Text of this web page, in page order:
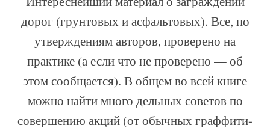
дорог (грунтовых и асфальтовых). Все, по
утверждениям авторов, проверено на
практике (а если что не проверено — об
этом сообщается). В общем во всей книге
можно найти много дельных советов по
совершению акций (от обычных граффити-